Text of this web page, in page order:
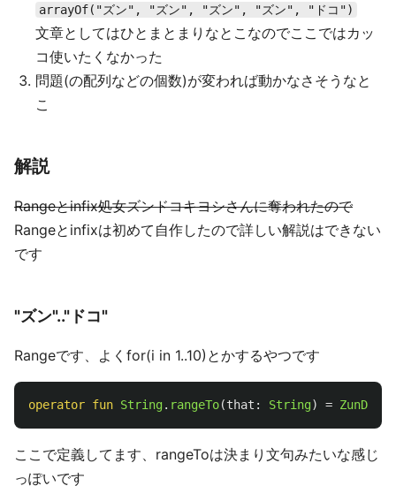
arrayOf("ズン", "ズン", "ズン", "ズン", "ドコ")
文章としてはひとまとまりなとこなのでここではカッ
コ使いたくなかった
問題(の配列などの個数)が変われば動かなさそうなと
こ
解説
Rangeとinfix処女ズンドコキヨシさんに奪われたので
Rangeとinfixは初めて自作したので詳しい解説はできない
です
"ズン".."ドコ"
Rangeです、よくfor(i in 1..10)とかするやつです
operator fun String. rangeTo(that : String) = ZunDoko
ここで定義してます、rangeToは決まり文句みたいな感じ
っぽいです